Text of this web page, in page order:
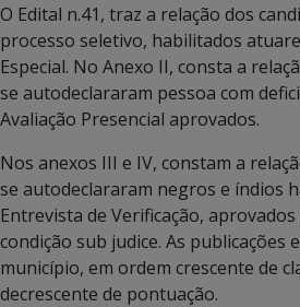
O Edital n.41, traz a relação dos
processo seletivo, habilitados
Especial. No Anexo II, consta a
se autodeclararam pessoa com
Avaliação Presencial aprovados.
Nos anexos III e IV, constam a
se autodeclararam negros e índios
Entrevista de Verificação,
condição sub judice. As publicações
município, em ordem crescente de
decrescente de pontuação.